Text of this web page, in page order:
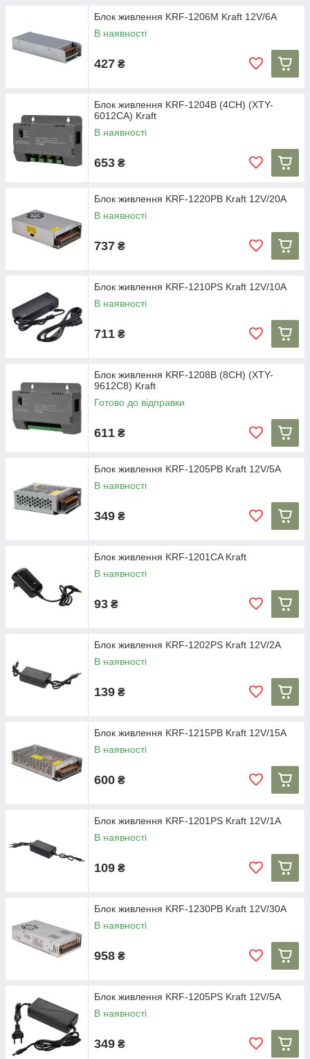
Блок живлення KRF-1206M Kraft 12V/6A
В наявності
427 ₴
Блок живлення KRF-1204B (4CH) (XTY-
6012CA) Kraft
В наявності
653 ₴
Блок живлення KRF-1220PB Kraft 12V/20A
В наявності
737 ₴
Блок живлення KRF-1210PS Kraft 12V/10A
В наявності
711 ₴
Блок живлення KRF-1208B (8CH) (XTY-
9612C8) Kraft
Готово до відправки
611 ₴
Блок живлення KRF-1205PB Kraft 12V/5A
В наявності
349 ₴
Блок живлення KRF-1201CA Kraft
В наявності
93 ₴
Блок живлення KRF-1202PS Kraft 12V/2A
В наявності
139 ₴
Блок живлення KRF-1215PB Kraft 12V/15A
В наявності
600 ₴
Блок живлення KRF-1201PS Kraft 12V/1A
В наявності
109 ₴
Блок живлення KRF-1230PB Kraft 12V/30A
В наявності
958 ₴
Блок живлення KRF-1205PS Kraft 12V/5A
В наявності
349 ₴